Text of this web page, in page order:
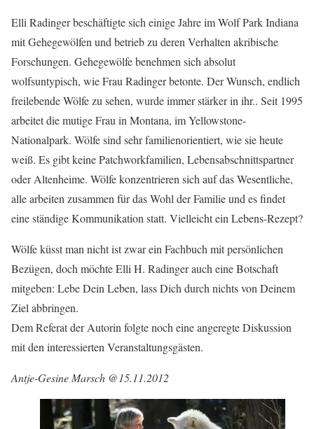
Elli Radinger beschäftigte sich einige Jahre im Wolf Park Indiana
mit Gehegewölfen und betrieb zu deren Verhalten akribische
Forschungen. Gehegewölfe benehmen sich absolut
wolfsuntypisch, wie Frau Radinger betonte. Der Wunsch, endlich
freilebende Wölfe zu sehen, wurde immer stärker in ihr.. Seit 1995
arbeitet die mutige Frau in Montana, im Yellowstone-
Nationalpark. Wölfe sind sehr familienorientiert, wie sie heute
weiß. Es gibt keine Patchworkfamilien, Lebensabschnittspartner
oder Altenheime. Wölfe konzentrieren sich auf das Wesentliche,
alle arbeiten zusammen für das Wohl der Familie und es findet
eine ständige Kommunikation statt. Vielleicht ein Lebens-Rezept?
Wölfe küsst man nicht ist zwar ein Fachbuch mit persönlichen
Bezügen, doch möchte Elli H. Radinger auch eine Botschaft
mitgeben: Lebe Dein Leben, lass Dich durch nichts von Deinem
Ziel abbringen.
Dem Referat der Autorin folgte noch eine angeregte Diskussion
mit den interessierten Veranstaltungsgästen.
Antje-Gesine Marsch @15.11.2012